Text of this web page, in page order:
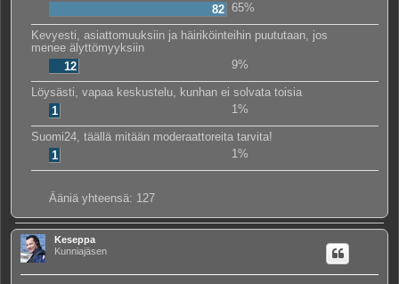
82 65%
Kevyesti, asiattomuuksiin ja häiriköinteihin puututaan, jos
menee älyttömyyksiin
12
9%
Löysästi, vapaa keskustelu, kunhan ei solvata toisia
1
1%
Suomi24, täällä mitään moderaattoreita tarvita!
1
1%
Ääniä yhteensä: 127
Keseppa
Kunniajäsen